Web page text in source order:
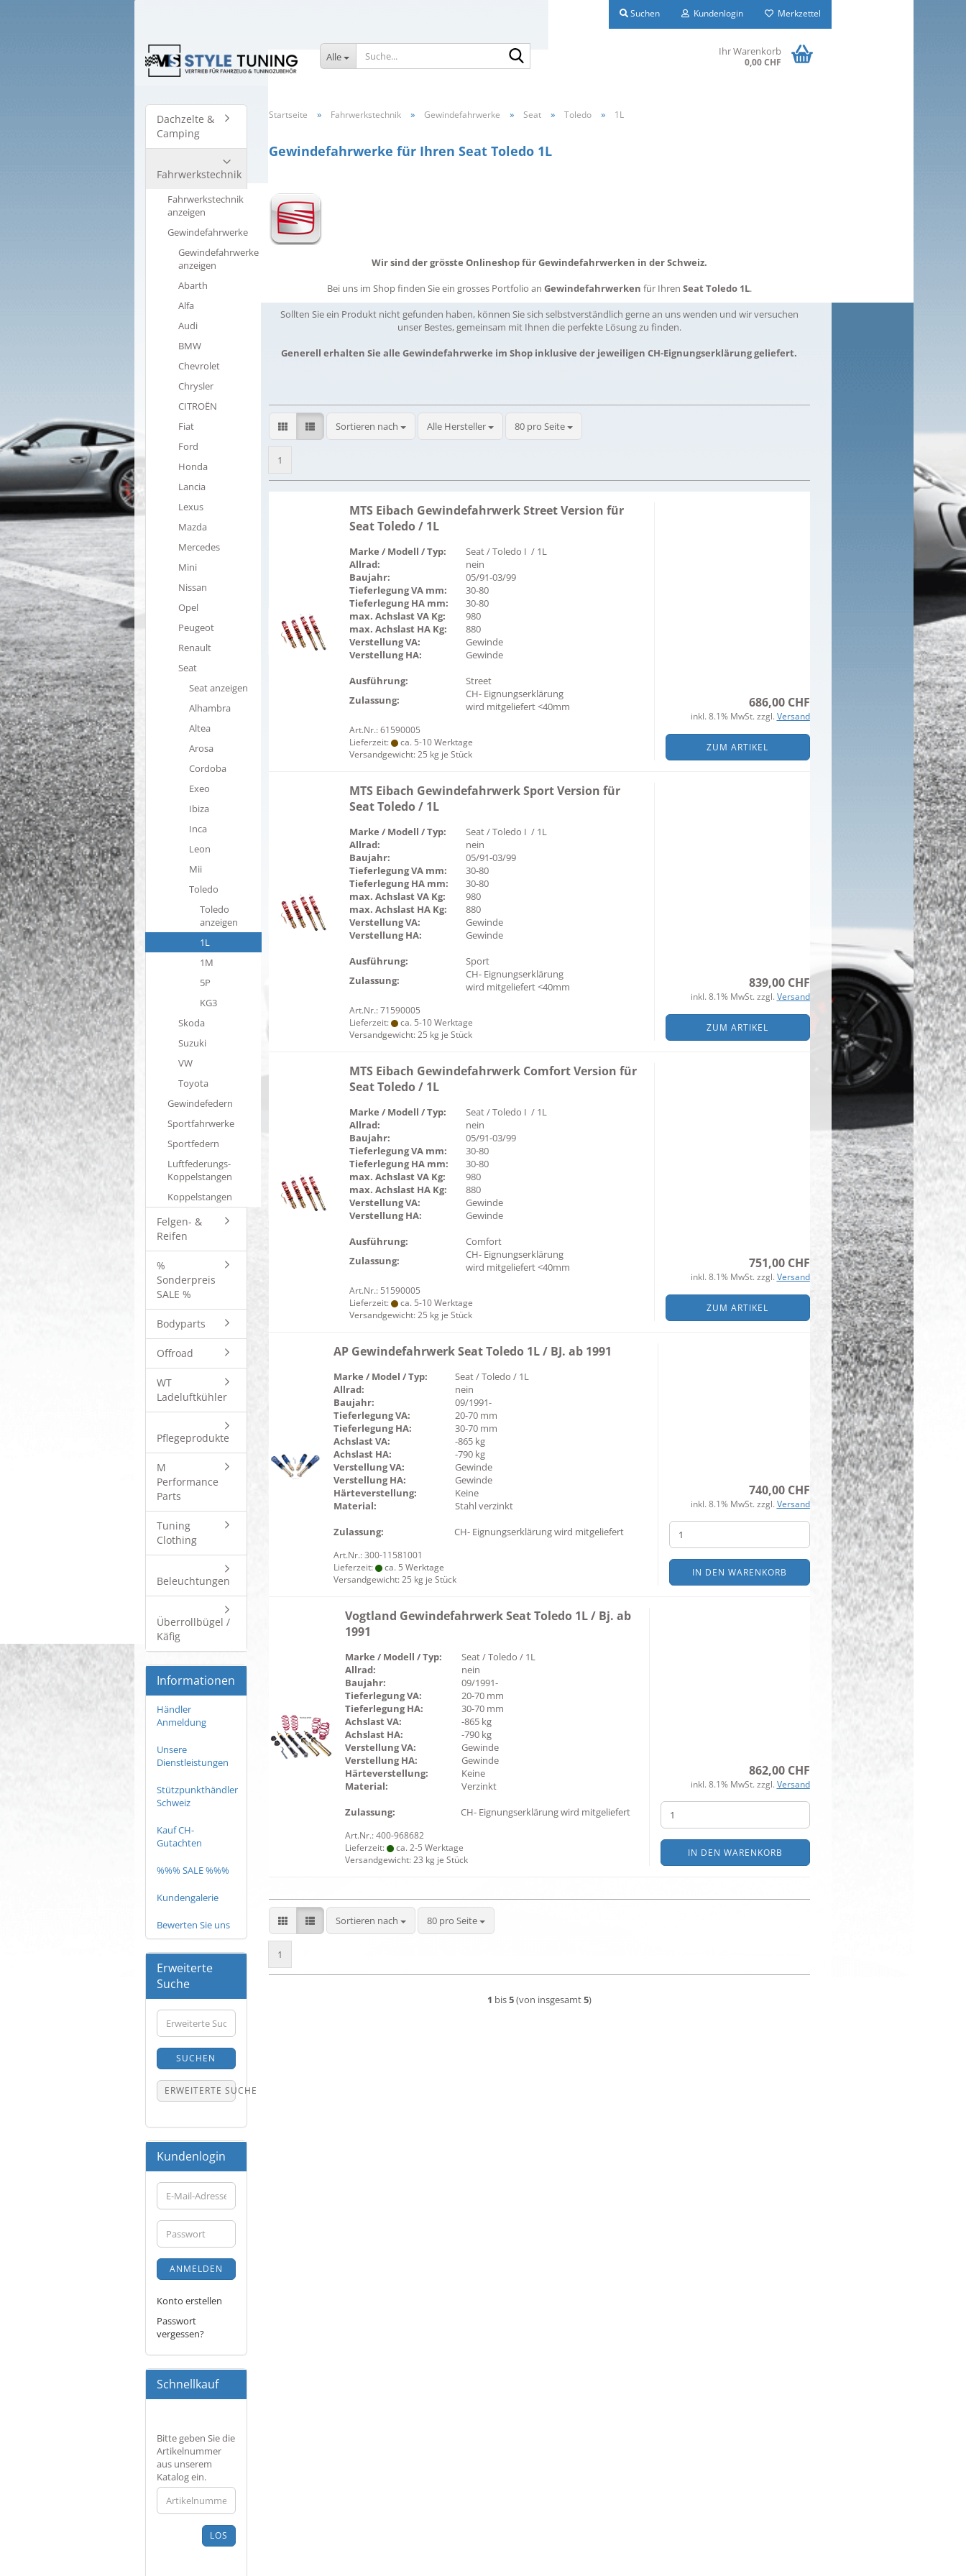
Suchen Kundenlogin Merkzettel
Alle Ihr Warenkorb
0,00 CHF
Startseite » Fahrwerkstechnik » Gewindefahrwerke » Seat » Toledo » 1L
Gewindefahrwerke für Ihren Seat Toledo 1L
Wir sind der grösste Onlineshop für Gewindefahrwerken in der Schweiz.
Bei uns im Shop finden Sie ein grosses Portfolio an Gewindefahrwerken für Ihren Seat Toledo 1L.
Sollten Sie ein Produkt nicht gefunden haben, können Sie sich selbstverständlich gerne an uns wenden und wir versuchen
unser Bestes, gemeinsam mit Ihnen die perfekte Lösung zu finden.
Generell erhalten Sie alle Gewindefahrwerke im Shop inklusive der jeweiligen CH-Eignungserklärung geliefert.
Sortieren nach
Sortieren nach Alle Hersteller 80 pro Seite
pro Seite
1
MTS Eibach Gewindefahrwerk Street Version für
Seat Toledo / 1L
Marke / Modell / Typ:
Seat / Toledo I / 1L
Allrad:
nein
Baujahr:
05/91-03/99
Tieferlegung VA mm:
30-80
Tieferlegung HA mm:
30-80
max. Achslast VA Kg:
980
max. Achslast HA Kg:
880
Verstellung VA:
Gewinde
Verstellung HA:
Gewinde
Ausführung:
Street
Zulassung:
CH- Eignungserklärung
wird mitgeliefert <40mm
Art.Nr.: 61590005
Lieferzeit:
ca. 5-10 Werktage
Versandgewicht:25 kg je Stück
686,00 CHF
inkl. 8.1% MwSt. zzgl. Versand
ZUM ARTIKEL
MTS Eibach Gewindefahrwerk Sport Version für
Seat Toledo / 1L
Marke / Modell / Typ:
Seat / Toledo I / 1L
Allrad:
nein
Baujahr:
05/91-03/99
Tieferlegung VA mm:
30-80
Tieferlegung HA mm:
30-80
max. Achslast VA Kg:
980
max. Achslast HA Kg:
880
Verstellung VA:
Gewinde
Verstellung HA:
Gewinde
Ausführung:
Sport
Zulassung:
CH- Eignungserklärung
wird mitgeliefert <40mm
Art.Nr.: 71590005
Lieferzeit:
ca. 5-10 Werktage
Versandgewicht:25 kg je Stück
839,00 CHF
inkl. 8.1% MwSt. zzgl. Versand
ZUM ARTIKEL
MTS Eibach Gewindefahrwerk Comfort Version für
Seat Toledo / 1L
Marke / Modell / Typ:
Seat / Toledo I / 1L
Allrad:
nein
Baujahr:
05/91-03/99
Tieferlegung VA mm:
30-80
Tieferlegung HA mm:
30-80
max. Achslast VA Kg:
980
max. Achslast HA Kg:
880
Verstellung VA:
Gewinde
Verstellung HA:
Gewinde
Ausführung:
Comfort
Zulassung:
CH- Eignungserklärung
wird mitgeliefert <40mm
Art.Nr.: 51590005
Lieferzeit:
ca. 5-10 Werktage
Versandgewicht:25 kg je Stück
751,00 CHF
inkl. 8.1% MwSt. zzgl. Versand
ZUM ARTIKEL
AP Gewindefahrwerk Seat Toledo 1L / BJ. ab 1991
Marke / Model / Typ:
Seat / Toledo / 1L
Allrad:
nein
Baujahr:
09/1991-
Tieferlegung VA:
20-70 mm
Tieferlegung HA:
30-70 mm
Achslast VA:
-865 kg
Achslast HA:
-790 kg
Verstellung VA:
Gewinde
Verstellung HA:
Gewinde
Härteverstellung:
Keine
Material:
Stahl verzinkt
Zulassung:
CH- Eignungserklärung wird mitgeliefert
Art.Nr.: 300-11581001
Lieferzeit:
ca. 5 Werktage
Versandgewicht:25 kg je Stück
740,00 CHF
inkl. 8.1% MwSt. zzgl. Versand
IN DEN WARENKORB
Vogtland Gewindefahrwerk Seat Toledo 1L / Bj. ab
1991
Marke / Modell / Typ:
Seat / Toledo / 1L
Allrad:
nein
Baujahr:
09/1991-
Tieferlegung VA:
20-70 mm
Tieferlegung HA:
30-70 mm
Achslast VA:
-865 kg
Achslast HA:
-790 kg
Verstellung VA:
Gewinde
Verstellung HA:
Gewinde
Härteverstellung:
Keine
Material:
Verzinkt
Zulassung:
CH- Eignungserklärung wird mitgeliefert
Art.Nr.: 400-968682
Lieferzeit:
ca. 2-5 Werktage
Versandgewicht:23 kg je Stück
862,00 CHF
inkl. 8.1% MwSt. zzgl. Versand
IN DEN WARENKORB
Sortieren nach
Sortieren nach 80 pro Seite
pro Seite
1
1 bis5(von insgesamt5)
Dachzelte &
Camping
Fahrwerkstechnik
Fahrwerkstechnik
anzeigen
Gewindefahrwerke
Gewindefahrwerke
anzeigen
Abarth
Alfa
Audi
BMW
Chevrolet
Chrysler
CITROËN
Fiat
Ford
Honda
Lancia
Lexus
Mazda
Mercedes
Mini
Nissan
Opel
Peugeot
Renault
Seat
Seat anzeigen
Alhambra
Altea
Arosa
Cordoba
Exeo
Ibiza
Inca
Leon
Mii
Toledo
Toledo
anzeigen
1L
1M
5P
KG3
Skoda
Suzuki
VW
Toyota
Gewindefedern
Sportfahrwerke
Sportfedern
Luftfederungs-
Koppelstangen
Koppelstangen
Felgen- &
Reifen
%
Sonderpreis
SALE %
Bodyparts
Offroad
WT
Ladeluftkühler
Pflegeprodukte
M
Performance
Parts
Tuning
Clothing
Beleuchtungen
Überrollbügel /
Käfig
Informationen
Händler
Anmeldung
Unsere
Dienstleistungen
Stützpunkthändler
Schweiz
Kauf CH-
Gutachten
%%% SALE %%%
Kundengalerie
Bewerten Sie uns
Erweiterte
Suche
Erweiterte
Suche
SUCHEN
ERWEITERTE SUCHE
Kundenlogin
E-
Mail-
Adresse
Passwort
ANMELDEN
Konto erstellen
Passwort
vergessen?
Schnellkauf
BITTE
GEBEN
SIE
DIE
ARTIKELNUMMER
AUS
UNSEREM
Bitte geben Sie die
Artikelnummer
aus unserem
Katalog ein.
LOS